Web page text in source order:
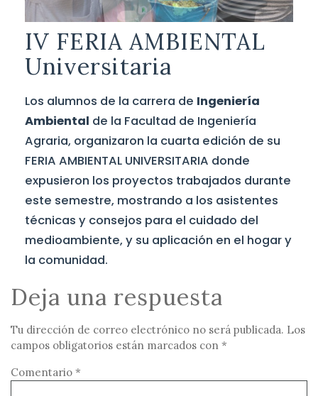
IV FERIA AMBIENTAL
Universitaria
Los alumnos de la carrera de Ingeniería
Ambiental de la Facultad de Ingeniería
Agraria, organizaron la cuarta edición de su
FERIA AMBIENTAL UNIVERSITARIA donde
expusieron los proyectos trabajados durante
este semestre, mostrando a los asistentes
técnicas y consejos para el cuidado del
medioambiente, y su aplicación en el hogar y
la comunidad.
Deja una respuesta
Tu dirección de correo electrónico no será publicada. Los
campos obligatorios están marcados con *
Comentario *